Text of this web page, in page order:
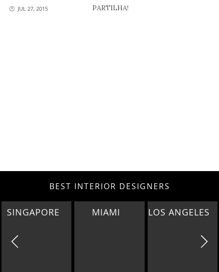
🕐 JUL 27, 2015 PARTILHA!
BEST INTERIOR DESIGNERS
SINGAPORE MIAMI LOS ANGELES